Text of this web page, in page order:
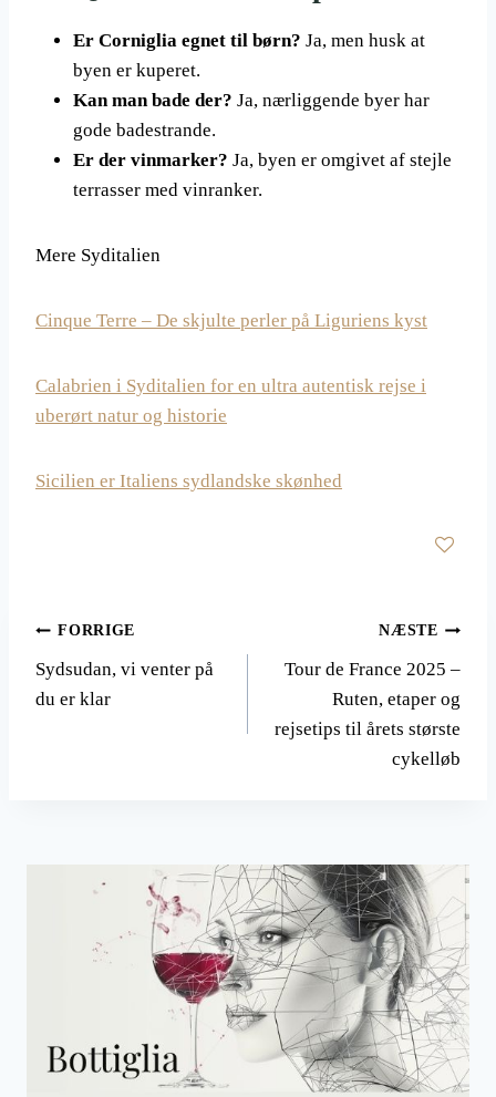
Er Corniglia egnet til børn? Ja, men husk at
byen er kuperet.
Kan man bade der? Ja, nærliggende byer har
gode badestrande.
Er der vinmarker? Ja, byen er omgivet af stejle
terrasser med vinranker.
Mere Syditalien
Cinque Terre – De skjulte perler på Liguriens kyst
Calabrien i Syditalien for en ultra autentisk rejse i
uberørt natur og historie
Sicilien er Italiens sydlandske skønhed
Indlægsnavigation
FORRIGE
Sydsudan, vi venter på
du er klar
NÆSTE
Tour de France 2025 –
Ruten, etaper og
rejsetips til årets største
cykelløb